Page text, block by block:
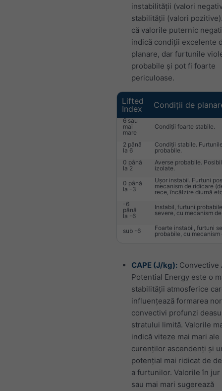
instabilității (valori
stabilității (valori
că valorile puternic
indică condiții excelente
planare, dar furtunile
probabile și pot fi foarte
periculoase.
Lifted
Index
Condiții de
6 sau
mai
mare
Condiții foarte stabile.
2 până
la 6
Condiții stabile.
probabile.
0 până
la 2
Averse probabile.
izolate.
0 până
la -3
Ușor instabil. Furtuni
mecanism de ridicare
rece, încălzire diurnă
-6
până
la -6
Instabil, furtuni
severe, cu mecanism
sub -6
Foarte instabil, furtuni
probabile, cu mecanism
CAPE (J/kg): Convective
Potential Energy este o
stabilității atmosferice
influențează formarea
convectivi profunzi
stratului limită. Valorile
indică viteze mai mari ale
curenților ascendenți și
potențial mai ridicat de
a furtunilor. Valorile în jur
sau mai mari sugerează